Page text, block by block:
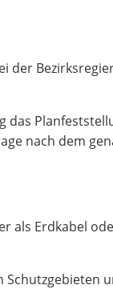
der
nach dem
Erdkabel